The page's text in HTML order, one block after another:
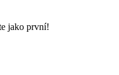
jako první!